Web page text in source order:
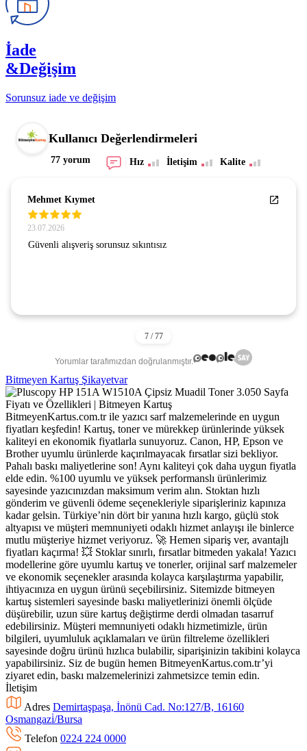
İade
&Değişim
Sorunsuz iade ve değişim
Kullanıcı Değerlendirmeleri
77 yorum Hız İletişim Kalite
Mehmet Kıymet
23.07.2026
Güvenli alışveriş sorunsuz sıkıntısız
Yorumlar tarafımızdan doğrulanmıştır.
Bitmeyen Kartuş Şikayetvar
BitmeyenKartus.com.tr ile yazıcı sarf malzemelerinde en uygun
fiyatları keşfedin! Kartuş, toner ve mürekkep ürünlerinde yüksek
kaliteyi en ekonomik fiyatlarla sunuyoruz. Canon, HP, Epson ve
Brother uyumlu ürünlerde kaçırılmayacak fırsatlar sizi bekliyor.
Pahalı baskı maliyetlerine son! Aynı kaliteyi çok daha uygun fiyatla
elde edin. %100 uyumlu ve yüksek performanslı ürünlerimiz
sayesinde yazıcınızdan maksimum verim alın. Stoktan hızlı
gönderim ve güvenli ödeme seçenekleriyle siparişleriniz kapınıza
kadar gelsin. Türkiye’nin dört bir yanına hızlı kargo, güçlü stok
altyapısı ve müşteri memnuniyeti odaklı hizmet anlayışı ile binlerce
mutlu müşteriye hizmet veriyoruz. 🚀 Hemen sipariş ver, avantajlı
fiyatları kaçırma! 💥 Stoklar sınırlı, fırsatlar bitmeden yakala! Yazıcı
modellerine göre uyumlu kartuş ve tonerler, orijinal sarf malzemeler
ve ekonomik seçenekler arasında kolayca karşılaştırma yapabilir,
ihtiyacınıza en uygun ürünü seçebilirsiniz. Sitemizde bitmeyen
kartuş sistemleri sayesinde baskı maliyetlerinizi önemli ölçüde
düşürebilir, uzun süre kartuş değiştirme derdi olmadan tasarruf
edebilirsiniz. Müşteri memnuniyeti odaklı hizmetimizle, ürün
bilgileri, uyumluluk açıklamaları ve ürün filtreleme özellikleri
sayesinde doğru ürünü hızlıca bulabilir, siparişinizin takibini kolayca
yapabilirsiniz. Siz de bugün hemen BitmeyenKartus.com.tr’yi
ziyaret edin, baskı malzemelerinizi zahmetsizce temin edin.
İletişim
Adres Demirtaşpaşa, İnönü Cad. No:127/B, 16160
Osmangazi̇/Bursa
Telefon 0224 224 0000